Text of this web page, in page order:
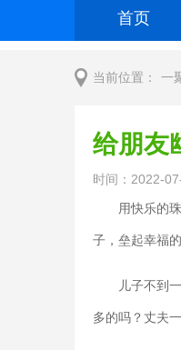
首页
当前位置： 一
给朋友
时间：2022-
用快乐的
子，垒起幸福的
儿子不到
多的吗？丈夫